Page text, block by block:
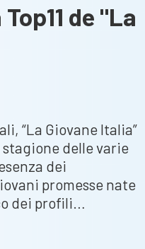
de "La
“La Giovane Italia”
delle varie
dei
promesse nate
dei profili…